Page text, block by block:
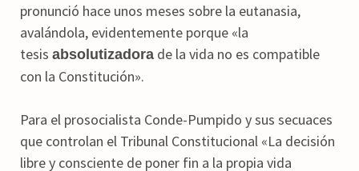
pronunció hace unos meses sobre la eutanasia,
avalándola, evidentemente porque «la
tesis absolutizadora de la vida no es compatible
con la Constitución».
Para el prosocialista Conde-Pumpido y sus secuaces
que controlan el Tribunal Constitucional «La decisión
libre y consciente de poner fin a la propia vida